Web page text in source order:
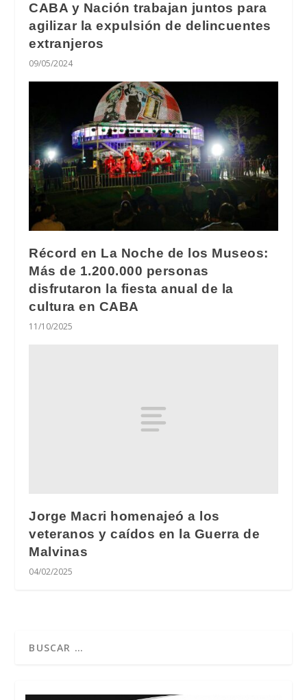
CABA y Nación trabajan juntos para
agilizar la expulsión de delincuentes
extranjeros
09/05/2024
Récord en La Noche de los Museos:
Más de 1.200.000 personas
disfrutaron la fiesta anual de la
cultura en CABA
11/10/2025
Jorge Macri homenajeó a los
veteranos y caídos en la Guerra de
Malvinas
04/02/2025